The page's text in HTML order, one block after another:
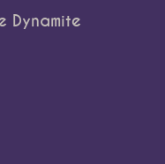
Dynamite